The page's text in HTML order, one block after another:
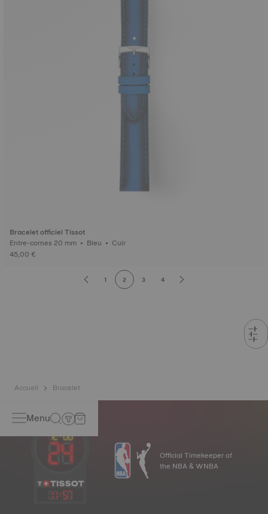
Bracelet officiel Tissot
Entre-cornes 20 mm • Bleu • Cuir
45,00 €
1 2 3 4
Accueil Bracelet
Menu
11:58
Official Timekeeper of
the NBA & WNBA